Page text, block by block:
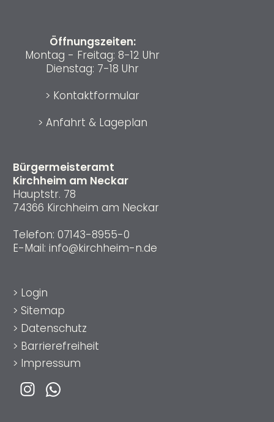
Bürgermeisteramt
Kirchheim am Neckar
Hauptstr. 78
74366 Kirchheim am Neckar
Telefon: 07143-8955-0
E-Mail: info@kirchheim-n.de
Öffnungszeiten:
Montag - Freitag: 8-12 Uhr
Dienstag: 7-18 Uhr
> Kontaktformular
> Anfahrt & Lageplan
> Login
> Sitemap
> Datenschutz
> Barrierefreiheit
> Impressum